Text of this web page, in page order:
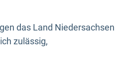
das Land Niedersachsen
zulässig,